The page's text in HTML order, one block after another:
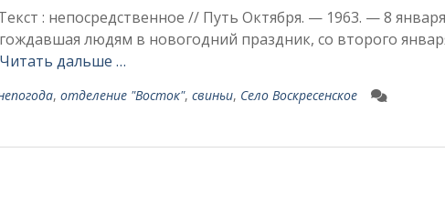
: непосредственное // Путь Октября. — 1963. — 8
людям в новогодний праздник, со второго
Читать дальше …
, отделение "Восток", свиньи, Село Воскресенское